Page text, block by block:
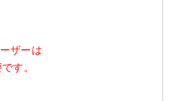
ザーは
す。